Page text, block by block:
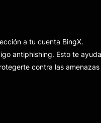
a tu cuenta BingX.
antiphishing. Esto te ayuda
contra las amenazas